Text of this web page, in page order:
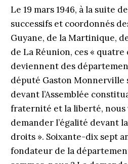
Le 19 mars 1946, à la suite
successifs et coordonnés
Guyane, de la Martinique,
de La Réunion, ces « quatre
deviennent des
député Gaston Monnerville
devant l’Assemblée
fraternité et la liberté, nous
demander l’égalité devant
droits ». Soixante-dix sept
fondateur de la